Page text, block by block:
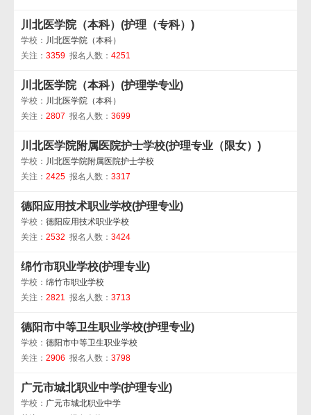
川北医学院（本科）(护理（专科）)
学校： 川北医学院（本科）
关注： 3359 报名人数： 4251
川北医学院（本科）(护理学专业)
学校： 川北医学院（本科）
关注： 2807 报名人数： 3699
川北医学院附属医院护士学校(护理专业（限女）)
学校： 川北医学院附属医院护士学校
关注： 2425 报名人数： 3317
德阳应用技术职业学校(护理专业)
学校： 德阳应用技术职业学校
关注： 2532 报名人数： 3424
绵竹市职业学校(护理专业)
学校： 绵竹市职业学校
关注： 2821 报名人数： 3713
德阳市中等卫生职业学校(护理专业)
学校： 德阳市中等卫生职业学校
关注： 2906 报名人数： 3798
广元市城北职业中学(护理专业)
学校： 广元市城北职业中学